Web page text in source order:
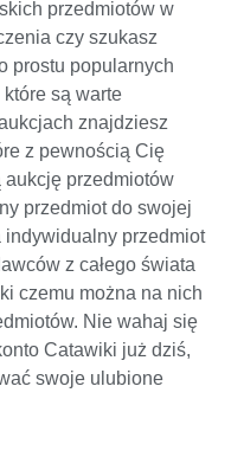
przedmiotów w
czy szukasz
prostu popularnych
są warte
znajdziesz
z pewnością Cię
przedmiotów
przedmiot do swojej
przedmiot
z całego świata
czemu można na nich
Nie wahaj się
Catawiki już dziś,
swoje ulubione